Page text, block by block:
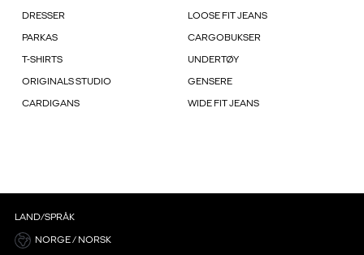
DRESSER LOOSE FIT JEANS
PARKAS CARGOBUKSER
T-SHIRTS UNDERTØY
ORIGINALS STUDIO GENSERE
CARDIGANS WIDE FIT JEANS
LAND/SPRÅK
NORGE / NORSK